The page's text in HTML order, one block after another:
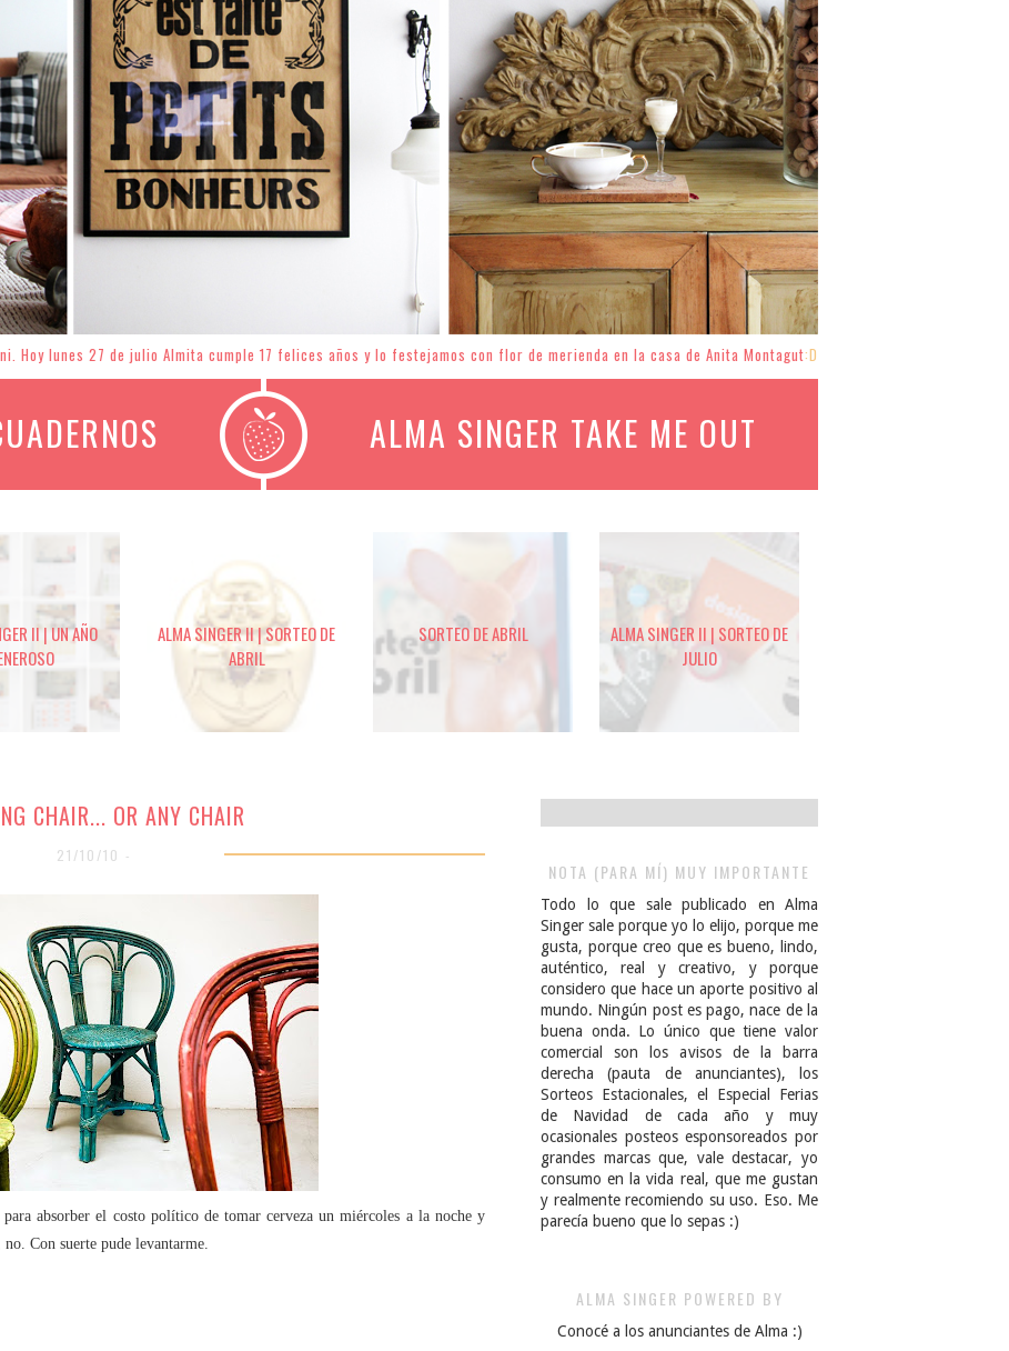
Hoy lunes 27 de julio Almita cumple 17 felices años y lo festejamos con flor de merienda en la casa de Anita Montagut:D
ALMA SINGER TAKE ME OUT
II | UN AÑO
ALMA SINGER II | SORTEO DE
ABRIL
SORTEO DE ABRIL
ALMA SINGER II | SORTEO DE
JULIO
CHAIR... OR ANY CHAIR
21/10/10 -
absorber el costo político de tomar cerveza un miércoles a la noche y
Con suerte pude levantarme.
NOTA (PARA MÍ) MUY IMPORTANTE
Todo lo que sale publicado en Alma
Singer sale porque yo lo elijo, porque me
gusta, porque creo que es bueno, lindo,
auténtico, real y creativo, y porque
considero que hace un aporte positivo al
mundo. Ningún post es pago, nace de la
buena onda. Lo único que tiene valor
comercial son los avisos de la barra
derecha (pauta de anunciantes), los
Sorteos Estacionales, el Especial Ferias
de Navidad de cada año y muy
ocasionales posteos esponsoreados por
grandes marcas que, vale destacar, yo
consumo en la vida real, que me gustan
y realmente recomiendo su uso. Eso. Me
parecía bueno que lo sepas :)
ALMA SINGER POWERED BY
Conocé a los anunciantes de Alma :)